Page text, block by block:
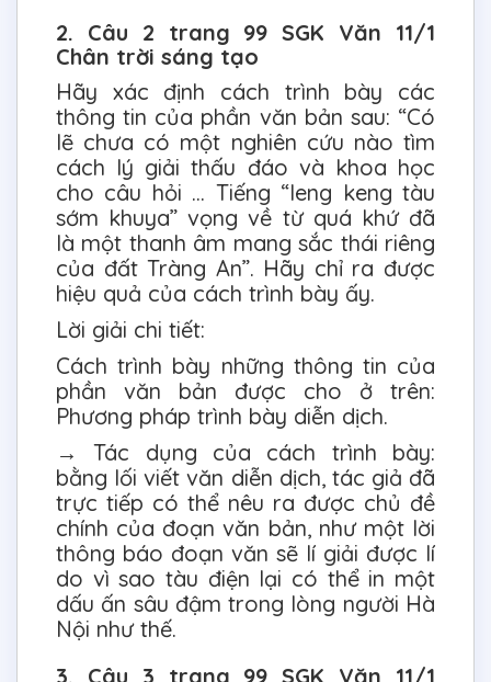
2. Câu 2 trang 99 SGK Văn 11/1
Chân trời sáng tạo
Hãy xác định cách trình bày các
thông tin của phần văn bản sau: “Có
lẽ chưa có một nghiên cứu nào tìm
cách lý giải thấu đáo và khoa học
cho câu hỏi ... Tiếng “leng keng tàu
sớm khuya” vọng về từ quá khứ đã
là một thanh âm mang sắc thái riêng
của đất Tràng An”. Hãy chỉ ra được
hiệu quả của cách trình bày ấy.
Lời giải chi tiết:
Cách trình bày những thông tin của
phần văn bản được cho ở trên:
Phương pháp trình bày diễn dịch.
→ Tác dụng của cách trình bày:
bằng lối viết văn diễn dịch, tác giả đã
trực tiếp có thể nêu ra được chủ đề
chính của đoạn văn bản, như một lời
thông báo đoạn văn sẽ lí giải được lí
do vì sao tàu điện lại có thể in một
dấu ấn sâu đậm trong lòng người Hà
Nội như thế.
3. Câu 3 trang 99 SGK Văn 11/1